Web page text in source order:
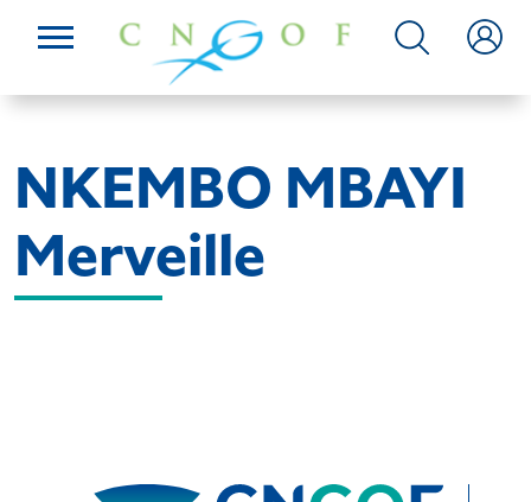
NKEMBO MBAYI
Merveille